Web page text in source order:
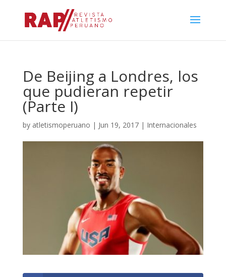
De Beijing a Londres, los
que pudieran repetir
(Parte I)
by atletismoperuano | Jun 19, 2017| Internacionales